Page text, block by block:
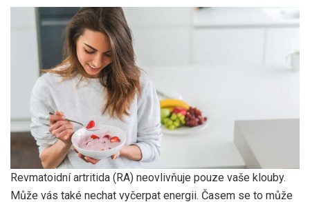
Revmatoidní artritida (RA) neovlivňuje pouze vaše klouby.
Může vás také nechat vyčerpat energii. Časem se to může